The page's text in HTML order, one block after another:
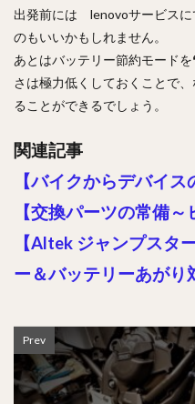
出発前には lenovoサービスに
のもいいかもしれません。
あとはバッテリー節約モード
さは極力低くしておくことで
ることができるでしょう。
関連記事
【バイクからデバイス
【交換パーツの常備～
【Altek ジャンプス
ー＆バッテリーあがり
Prev